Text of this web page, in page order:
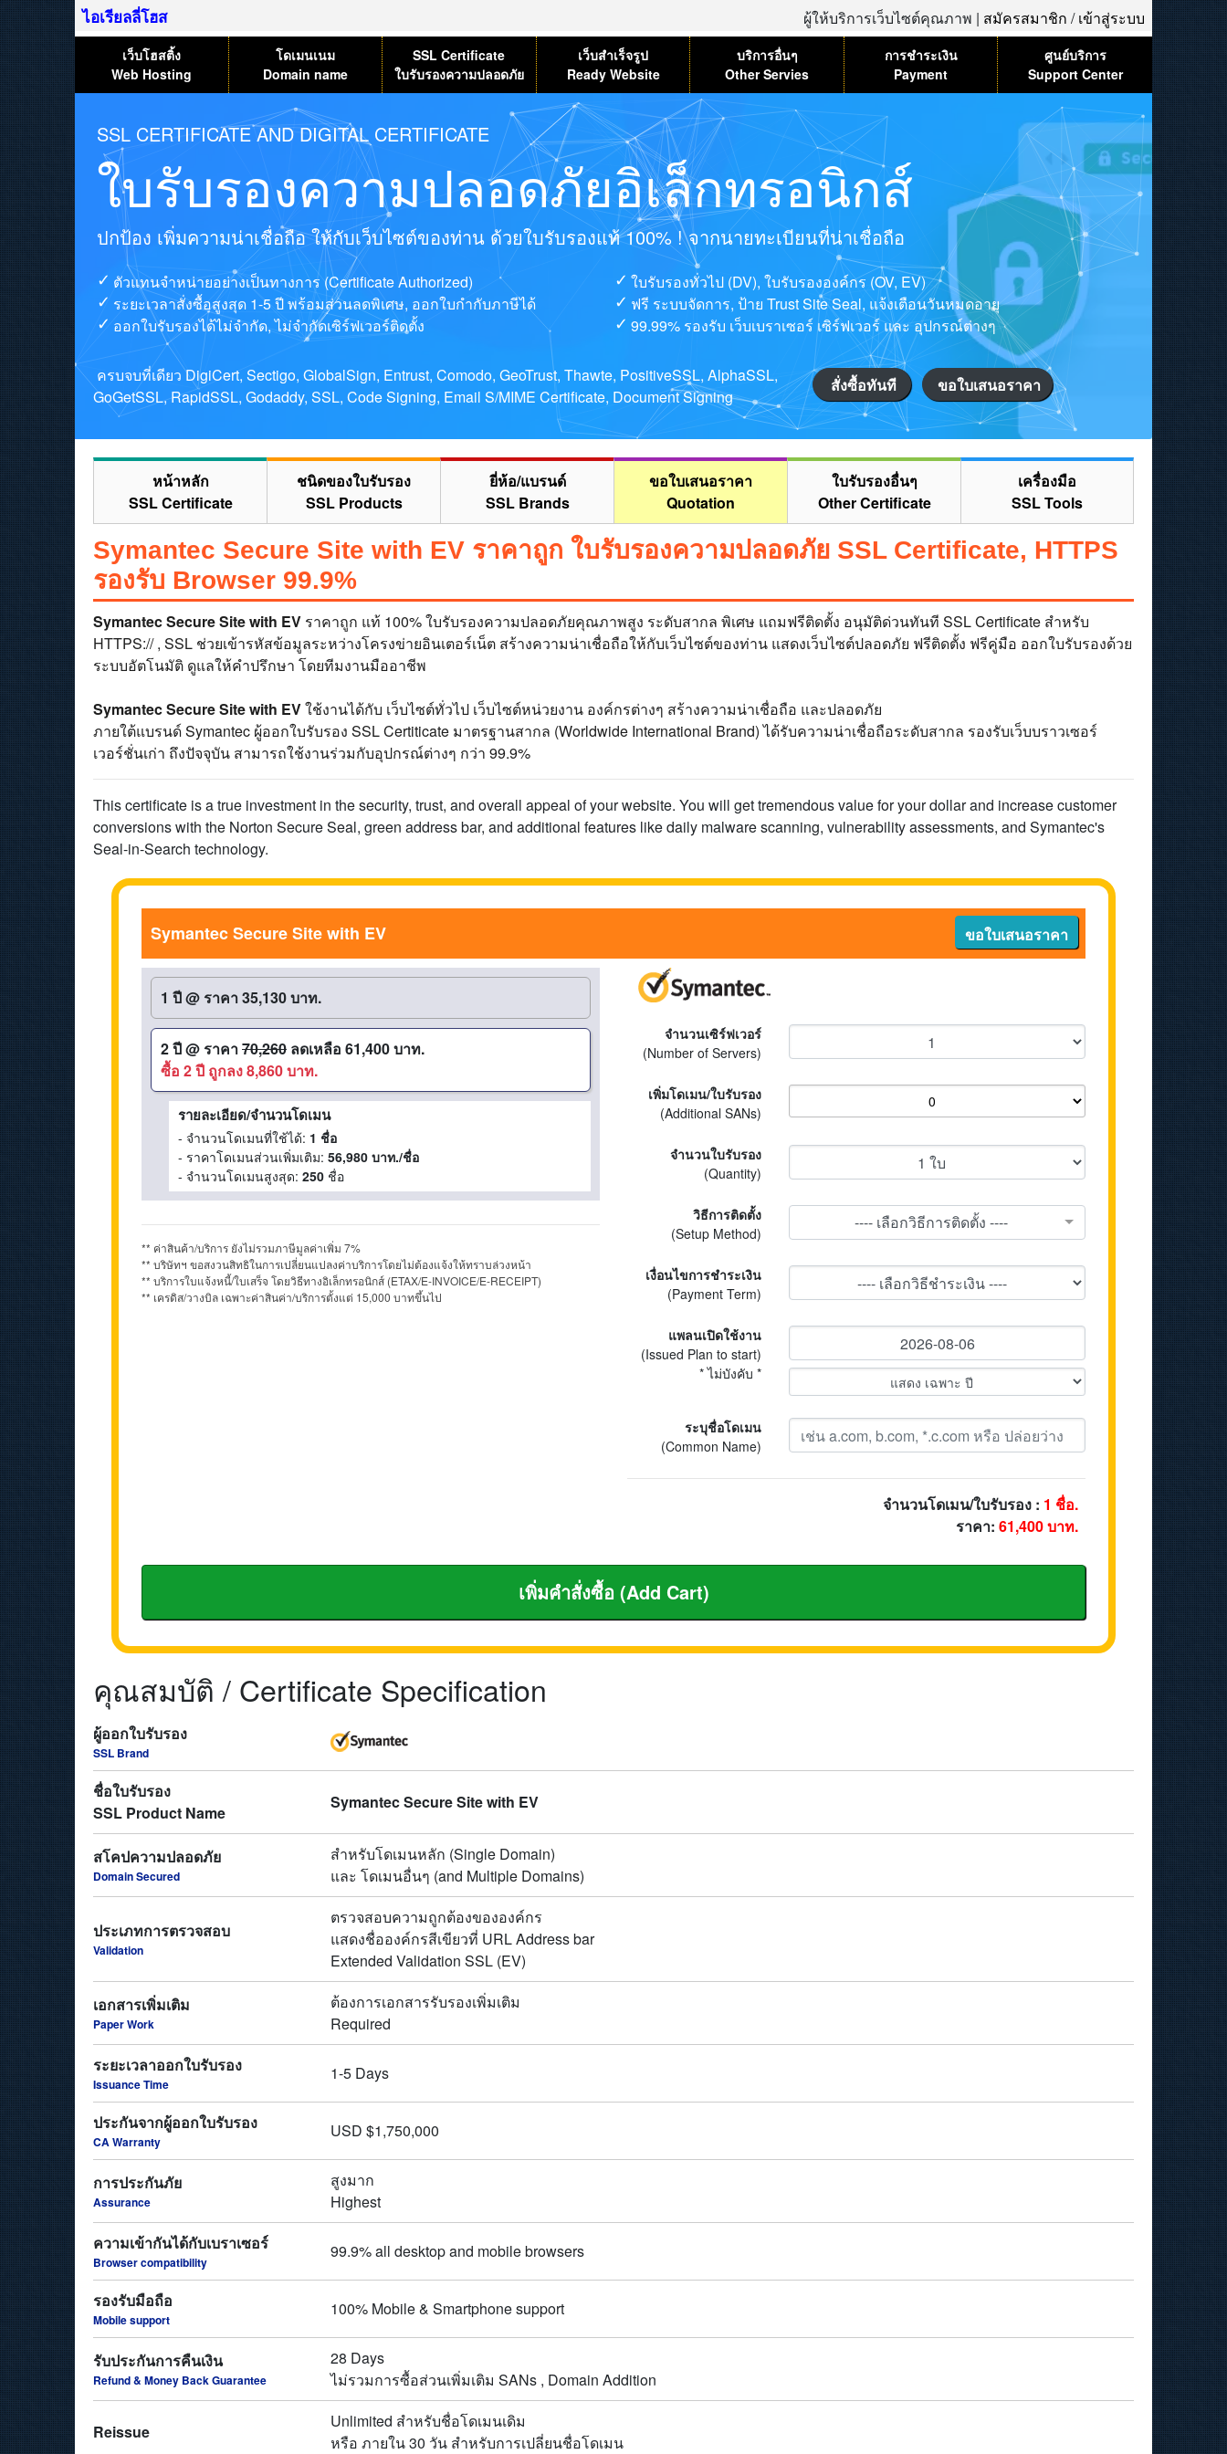
ผู้ให้บริการเว็บไซต์คุณภาพ | สมัครสมาชิก /เข้าสู่ระบบ
ไอเรียลลี่โฮส
เว็บโฮสติ้ง
Web Hosting
โดเมนเนม
Domain name
SSL Certificate
ใบรับรองความปลอดภัย
เว็บสำเร็จรูป
Ready Website
บริการอื่นๆ
Other Servies
การชำระเงิน
Payment
ศูนย์บริการ
Support Center
SSL CERTIFICATE AND DIGITAL CERTIFICATE
ใบรับรองความปลอดภัยอิเล็กทรอนิกส์
ปกป้อง เพิ่มความน่าเชื่อถือ ให้กับเว็บไซต์ของท่าน ด้วยใบรับรองแท้ 100% ! จากนายทะเบียนที่น่าเชื่อถือ
ตัวแทนจำหน่ายอย่างเป็นทางการ (Certificate Authorized)
ใบรับรองทั่วไป (DV), ใบรับรององค์กร (OV, EV)
ระยะเวลาสั่งซื้อสูงสุด 1-5 ปี พร้อมส่วนลดพิเศษ, ออกใบกำกับภาษีได้
ฟรี ระบบจัดการ, ป้าย Trust Site Seal, แจ้งเตือนวันหมดอายุ
ออกใบรับรองได้ไม่จำกัด, ไม่จำกัดเซิร์ฟเวอร์ติดตั้ง
99.99% รองรับ เว็บเบราเซอร์ เซิร์ฟเวอร์ และ อุปกรณ์ต่างๆ
ครบจบที่เดียว DigiCert, Sectigo, GlobalSign, Entrust, Comodo, GeoTrust, Thawte, PositiveSSL, AlphaSSL,
GoGetSSL, RapidSSL, Godaddy, SSL, Code Signing, Email S/MIME Certificate, Document Signing
สั่งซื้อทันที ขอใบเสนอราคา
หน้าหลัก
SSL Certificate
ชนิดของใบรับรอง
SSL Products
ยี่ห้อ/แบรนด์
SSL Brands
ขอใบเสนอราคา
Quotation
ใบรับรองอื่นๆ
Other Certificate
เครื่องมือ
SSL Tools
Symantec Secure Site with EV ราคาถูก ใบรับรองความปลอดภัย SSL Certificate, HTTPS
รองรับ Browser 99.9%
Symantec Secure Site with EV ราคาถูก แท้ 100% ใบรับรองความปลอดภัยคุณภาพสูง ระดับสากล พิเศษ แถมฟรีติดตั้ง อนุมัติด่วนทันที SSL Certificate สำหรับ
HTTPS:// , SSL ช่วยเข้ารหัสข้อมูลระหว่างโครงข่ายอินเตอร์เน็ต สร้างความน่าเชื่อถือให้กับเว็บไซต์ของท่าน แสดงเว็บไซต์ปลอดภัย ฟรีติดตั้ง ฟรีคู่มือ ออกใบรับรองด้วย
ระบบอัตโนมัติ ดูแลให้คำปรึกษา โดยทีมงานมืออาชีพ
Symantec Secure Site with EVใช้งานได้กับ เว็บไซต์ทั่วไป เว็บไซต์หน่วยงาน องค์กรต่างๆ สร้างความน่าเชื่อถือ และปลอดภัย
ภายใต้แบรนด์ Symantec ผู้ออกใบรับรอง SSL Certiticate มาตรฐานสากล (Worldwide International Brand) ได้รับความน่าเชื่อถือระดับสากล รองรับเว็บบราวเซอร์
เวอร์ชั่นเก่า ถึงปัจจุบัน สามารถใช้งานร่วมกับอุปกรณ์ต่างๆ กว่า 99.9%
This certificate is a true investment in the security, trust, and overall appeal of your website. You will get tremendous value for your dollar and increase customer
conversions with the Norton Secure Seal, green address bar, and additional features like daily malware scanning, vulnerability assessments, and Symantec's
Seal-in-Search technology.
ขอใบเสนอราคา
Symantec Secure Site with EV
1 ปี@ ราคา 35,130 บาท.
2 ปี@ ราคา70,260 ลดเหลือ 61,400 บาท.
ซื้อ 2 ปี ถูกลง 8,860 บาท.
รายละเอียด/จำนวนโดเมน
- จำนวนโดเมนที่ใช้ได้: 1 ชื่อ
- ราคาโดเมนส่วนเพิ่มเติม: 56,980 บาท./ชื่อ
- จำนวนโดเมนสูงสุด: 250 ชื่อ
** ค่าสินค้า/บริการ ยังไม่รวมภาษีมูลค่าเพิ่ม 7%
** บริษัทฯ ขอสงวนสิทธิในการเปลี่ยนแปลงค่าบริการโดยไม่ต้องแจ้งให้ทราบล่วงหน้า
** บริการใบแจ้งหนี้/ใบเสร็จ โดยวิธีทางอิเล็กทรอนิกส์ (ETAX/E-INVOICE/E-RECEIPT)
** เครดิส/วางบิล เฉพาะค่าสินค่า/บริการตั้งแต่ 15,000 บาทขึ้นไป
จำนวนเซิร์ฟเวอร์
(Number of Servers)
เพิ่มโดเมน/ใบรับรอง
(Additional SANs)
จำนวนใบรับรอง
(Quantity)
วิธีการติดตั้ง
(Setup Method)
---- เลือกวิธีการติดตั้ง ----
เงื่อนไขการชำระเงิน
(Payment Term)
แพลนเปิดใช้งาน
(Issued Plan to start)
* ไม่บังคับ *
ระบุชื่อโดเมน
(Common Name)
จำนวนโดเมน/ใบรับรอง : 1 ชื่อ.
ราคา: 61,400บาท.
คุณสมบัติ / Certificate Specification
ผู้ออกใบรับรอง
SSL Brand
ชื่อใบรับรอง
SSL Product Name
Symantec Secure Site with EV
สโคปความปลอดภัย
Domain Secured
สำหรับโดเมนหลัก (Single Domain)
และ โดเมนอื่นๆ (and Multiple Domains)
ประเภทการตรวจสอบ
Validation
ตรวจสอบความถูกต้องขององค์กร
แสดงชื่อองค์กรสีเขียวที่ URL Address bar
Extended Validation SSL (EV)
เอกสารเพิ่มเติม
Paper Work
ต้องการเอกสารรับรองเพิ่มเติม
Required
ระยะเวลาออกใบรับรอง
Issuance Time
1-5 Days
ประกันจากผู้ออกใบรับรอง
CA Warranty
USD $1,750,000
การประกันภัย
Assurance
สูงมาก
Highest
ความเข้ากันได้กับเบราเซอร์
Browser compatibility
99.9% all desktop and mobile browsers
รองรับมือถือ
Mobile support
100% Mobile & Smartphone support
รับประกันการคืนเงิน
Refund & Money Back Guarantee
28 Days
ไม่รวมการซื้อส่วนเพิ่มเติม SANs , Domain Addition
Reissue
Unlimited สำหรับชื่อโดเมนเดิม
หรือ ภายใน 30 วัน สำหรับการเปลี่ยนชื่อโดเมน